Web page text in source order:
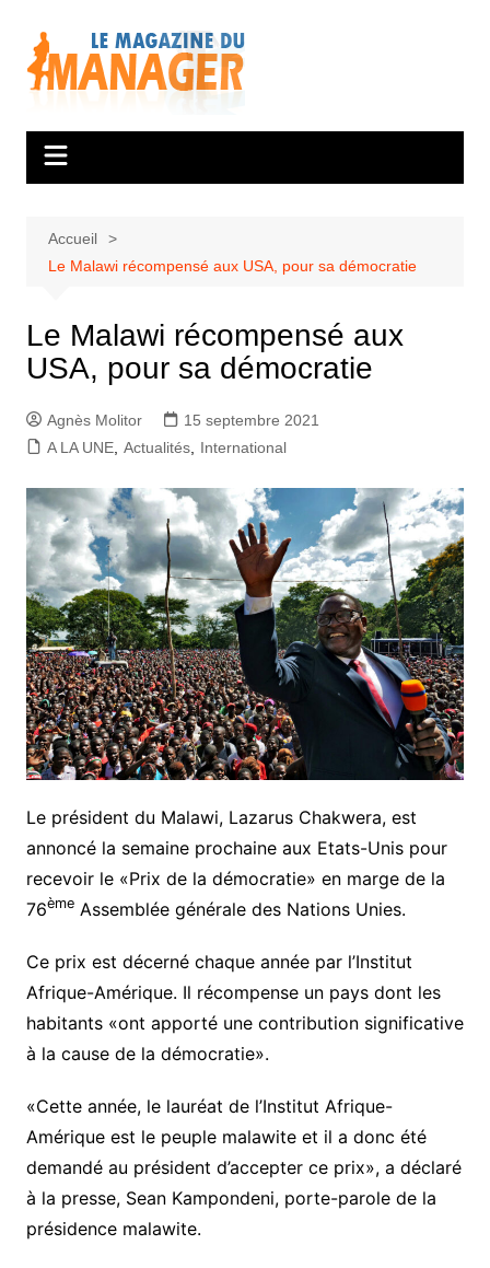
contenu
Accueil
Le Malawi récompensé aux USA, pour sa démocratie
Le Malawi récompensé aux
USA, pour sa démocratie
Agnès Molitor
15 septembre 2021
A LA UNE, Actualités, International
Le président du Malawi, Lazarus Chakwera, est
annoncé la semaine prochaine aux Etats-Unis pour
recevoir le «Prix de la démocratie» en marge de la
76èmeAssemblée générale des Nations Unies.
Ce prix est décerné chaque année par l’Institut
Afrique-Amérique. Il récompense un pays dont les
habitants «ont apporté une contribution significative
à la cause de la démocratie».
«Cette année, le lauréat de l’Institut Afrique-
Amérique est le peuple malawite et il a donc été
demandé au président d’accepter ce prix», a déclaré
à la presse, Sean Kampondeni, porte-parole de la
présidence malawite.